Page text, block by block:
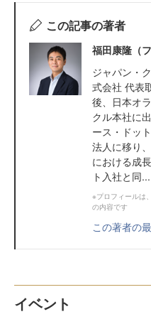
この記事の著者
福田康隆（
ジャパン・
式会社 代表
後、日本オ
クル本社に
ース・ドッ
法人に移り
における成
ト入社と同...
※プロフィールは
の内容です
この著者の
イベント